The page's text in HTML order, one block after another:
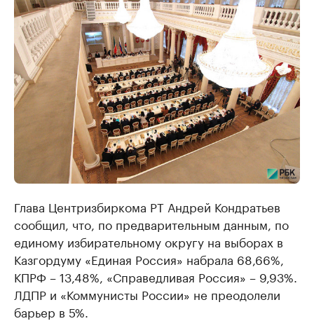
Глава Центризбиркома РТ Андрей Кондратьев
сообщил, что, по предварительным данным, по
единому избирательному округу на выборах в
Казгордуму «Единая Россия» набрала 68,66%,
КПРФ – 13,48%, «Справедливая Россия» – 9,93%.
ЛДПР и «Коммунисты России» не преодолели
барьер в 5%.